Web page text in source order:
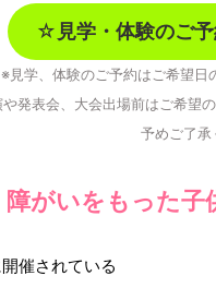
☆ 見学・体験のご
※見学、体験のご予約はご希望日
発表会、大会出場前はご希望
予めご了承
障がいをもった子
催されている